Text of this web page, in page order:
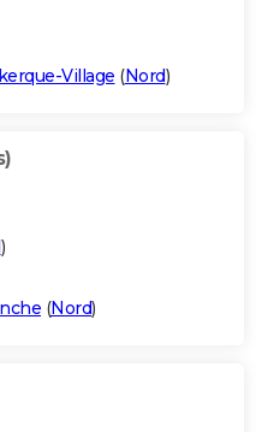
Village (Nord)
)
(Nord)